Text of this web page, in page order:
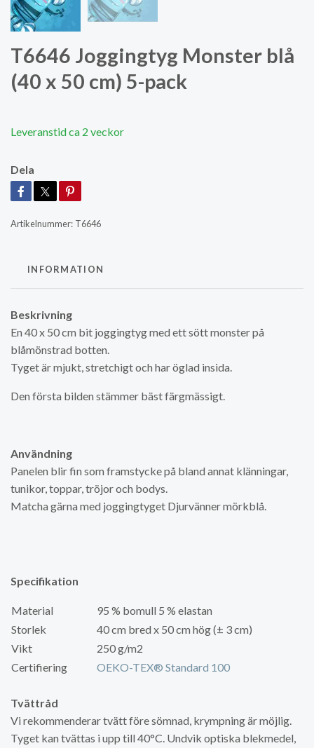
T6646 Joggingtyg Monster blå
(40 x 50 cm) 5-pack
Leveranstid ca 2 veckor
Dela
Artikelnummer: T6646
INFORMATION
Beskrivning
En 40 x 50 cm bit joggingtyg med ett sött monster på
blåmönstrad botten.
Tyget är mjukt, stretchigt och har öglad insida.
Den första bilden stämmer bäst färgmässigt.
Användning
Panelen blir fin som framstycke på bland annat klänningar,
tunikor, toppar, tröjor och bodys.
Matcha gärna med joggingtyget Djurvänner mörkblå.
Specifikation
Material
95 % bomull 5 % elastan
Storlek
40 cm bred x 50 cm hög (± 3 cm)
Vikt
250 g/m2
Certifiering
OEKO-TEX® Standard 100
Tvättråd
Vi rekommenderar tvätt före sömnad, krympning är möjlig.
Tyget kan tvättas i upp till 40°C. Undvik optiska blekmedel,